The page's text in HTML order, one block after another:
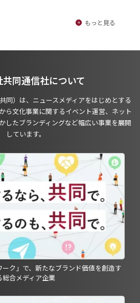
もっと見る
同通信社について
同）は、ニュースメディアをはじめとする
ら文化事業に関するイベント運営、ネット
したブランディングなど幅広い事業を展開
しています。
ーク」で、新たなブランド価値を創造す
総合メディア企業